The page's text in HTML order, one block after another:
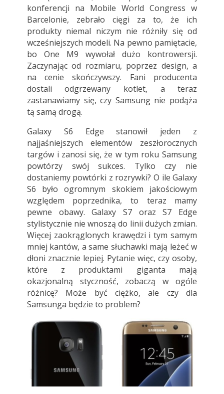
konferencji na Mobile World Congress w
Barcelonie, zebrało cięgi za to, że ich
produkty niemal niczym nie różniły się od
wcześniejszych modeli. Na pewno pamiętacie,
bo One M9 wywołał dużo kontrowersji.
Zaczynając od rozmiaru, poprzez design, a
na cenie skończywszy. Fani producenta
dostali odgrzewany kotlet, a teraz
zastanawiamy się, czy Samsung nie podąża
tą samą drogą.
Galaxy S6 Edge stanowił jeden z
najjaśniejszych elementów zeszłorocznych
targów i zanosi się, że w tym roku Samsung
powtórzy swój sukces. Tylko czy nie
dostaniemy powtórki z rozrywki? O ile Galaxy
S6 było ogromnym skokiem jakościowym
względem poprzednika, to teraz mamy
pewne obawy. Galaxy S7 oraz S7 Edge
stylistycznie nie wnoszą do linii dużych zmian.
Więcej zaokrąglonych krawędzi i tym samym
mniej kantów, a same słuchawki mają leżeć w
dłoni znacznie lepiej. Pytanie więc, czy osoby,
które z produktami giganta mają
okazjonalną styczność, zobaczą w ogóle
różnicę? Może być ciężko, ale czy dla
Samsunga będzie to problem?